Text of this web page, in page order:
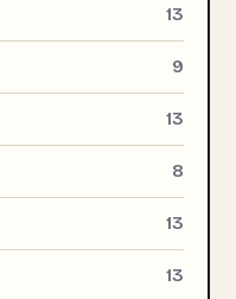
13
9
13
8
13
13